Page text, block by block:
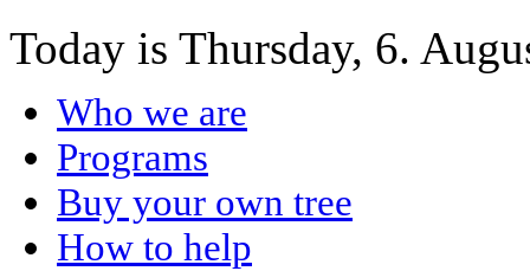
Today is Thursday, 6.
Who we are
Programs
Buy your own tree
How to help